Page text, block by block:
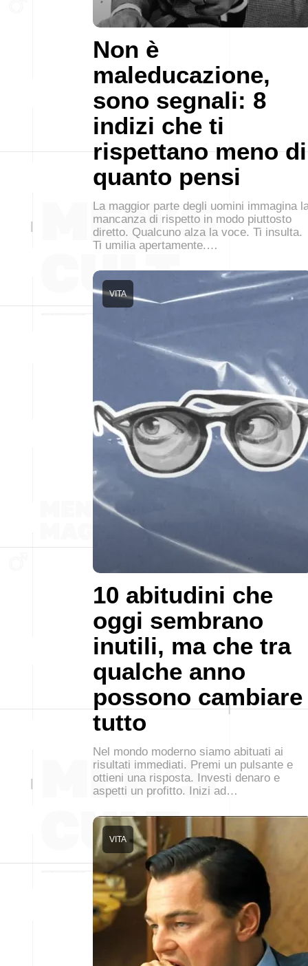
Non è
maleducazione,
sono segnali: 8
indizi che ti
rispettano meno di
quanto pensi
La maggior parte degli uomini immagina
mancanza di rispetto in modo piuttosto
diretto. Qualcuno alza la voce. Ti insulta.
Ti umilia apertamente.…
10 abitudini che
oggi sembrano
inutili, ma che tra
qualche anno
possono cambiare
tutto
VITA
Nel mondo moderno siamo abituati ai
risultati immediati. Premi un pulsante e
ottieni una risposta. Investi denaro e
aspetti un profitto. Inizi ad…
VITA